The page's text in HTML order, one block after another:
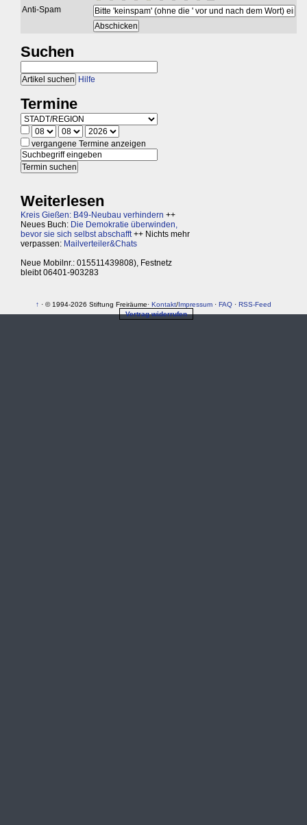
Anti-Spam
Suchen
Hilfe
Termine
vergangene Termine anzeigen
Weiterlesen
Kreis Gießen: B49-Neubau verhindern ++
Neues Buch: Die Demokratie überwinden,
bevor sie sich selbst abschafft++ Nichts mehr
verpassen: Mailverteiler&Chats
Neue Mobilnr.: 015511439808), Festnetz
bleibt 06401-903283
↑ · © 1994-2026 Stiftung Freiräume· Kontakt/ Impressum · FAQ · RSS-Feed
Vertrag widerrufen